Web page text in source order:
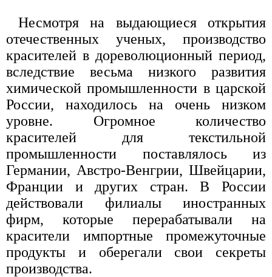
Несмотря на выдающиеся открытия
отечественных ученых, производство
красителей в дореволюционный период,
вследствие весьма низкого развития
химической промышленности в царской
России, находилось на очень низком
уровне. Огромное количество
красителей для текстильной
промышленности поставлялось из
Германии, Австро-Венгрии, Швейцарии,
Франции и других стран. В России
действовали филиалы иностранных
фирм, которые перерабатывали на
красители импортные промежуточные
продукты и оберегали свои секреты
производства.